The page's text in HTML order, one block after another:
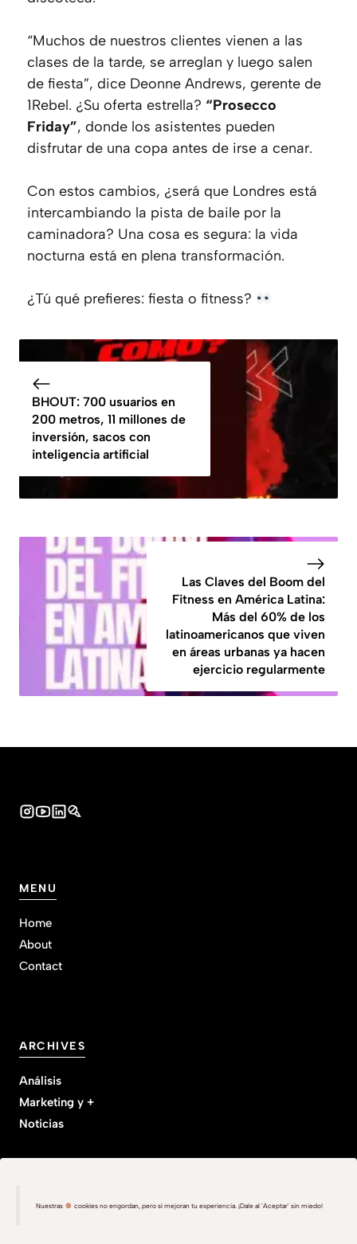
Nuestras cookies no engordan, pero sí mejoran tu experiencia. ¡Dale al 'Aceptar' sin miedo!
“Muchos de nuestros clientes vienen a las
clases de la tarde, se arreglan y luego salen
de fiesta”, dice Deonne Andrews, gerente de
1Rebel. ¿Su oferta estrella? “Prosecco
Friday”, donde los asistentes pueden
disfrutar de una copa antes de irse a cenar.
Con estos cambios, ¿será que Londres está
intercambiando la pista de baile por la
caminadora? Una cosa es segura: la vida
nocturna está en plena transformación.
¿Tú qué prefieres: fiesta o fitness?
BHOUT: 700 usuarios en
200 metros, 11 millones de
inversión, sacos con
inteligencia artificial
Las Claves del Boom del
Fitness en América Latina:
Más del 60% de los
latinoamericanos que viven
en áreas urbanas ya hacen
ejercicio regularmente
MENU
Home
About
Contact
ARCHIVES
Análisis
Marketing y +
Noticias